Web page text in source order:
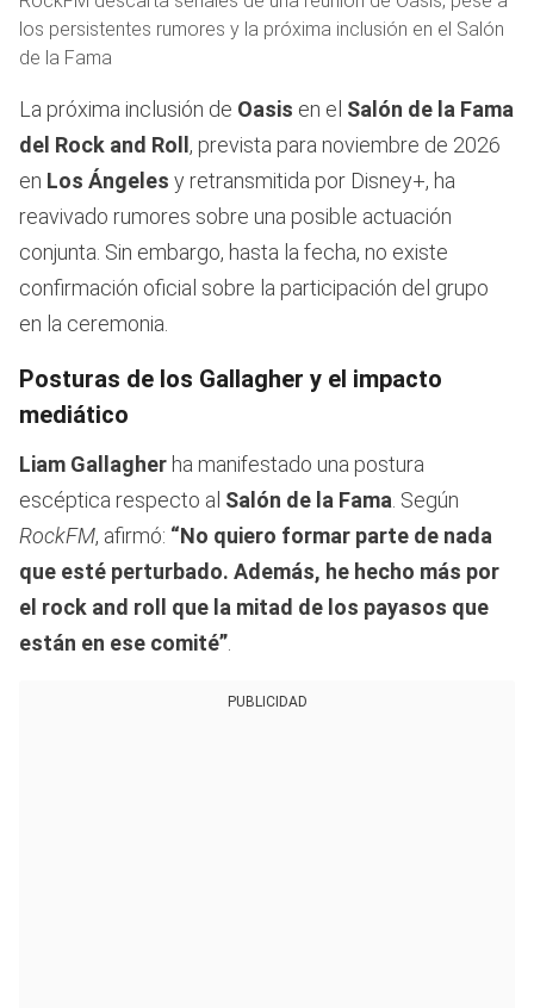
los persistentes rumores y la próxima inclusión en el Salón
de la Fama
La próxima inclusión de Oasis en el Salón de la Fama
del Rock and Roll, prevista para noviembre de 2026
en Los Ángeles y retransmitida por Disney+, ha
reavivado rumores sobre una posible actuación
conjunta. Sin embargo, hasta la fecha, no existe
confirmación oficial sobre la participación del grupo
en la ceremonia.
Posturas de los Gallagher y el impacto
mediático
Liam Gallagher ha manifestado una postura
escéptica respecto al Salón de la Fama . Según
RockFM, afirmó: “No quiero formar parte de nada
que esté perturbado. Además, he hecho más por
el rock and roll que la mitad de los payasos que
están en ese comité”
PUBLICIDAD